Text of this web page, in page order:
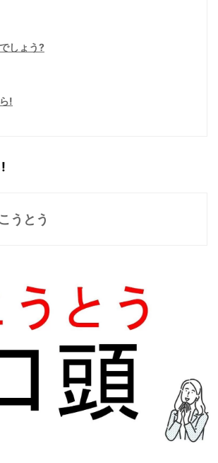
しょう?
!
うとう